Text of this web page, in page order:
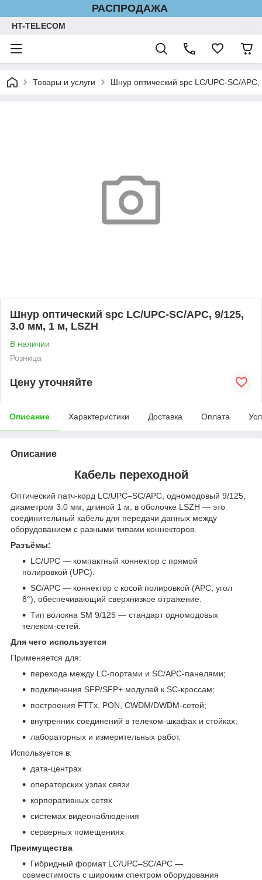
РАСПРОДАЖА
HT-TELECOM
Товары и услуги Шнур оптический spc LC/UPC-SC/
Шнур оптический spc LC/UPC-SC/APC, 9/125,
3.0 мм, 1 м, LSZH
В наличии
Розница
Цену уточняйте
Описание Характеристики Доставка Оплата
Описание
Кабель переходной
Оптический патч‑корд LC/UPC–SC/APC, одномодовый 9/125,
диаметром 3.0 мм, длиной 1 м, в оболочке LSZH — это
соединительный кабель для передачи данных между
оборудованием с разными типами коннекторов.
Разъёмы:
LC/UPC — компактный коннектор с прямой
полировкой (UPC).
SC/APC — коннектор с косой полировкой (APC, угол
8°), обеспечивающий сверхнизкое отражение.
Тип волокна SM 9/125 — стандарт одномодовых
телеком‑сетей.
Для чего используется
Применяется для:
перехода между LC‑портами и SC/APC‑панелями;
подключения SFP/SFP+ модулей к SC‑кроссам;
построения FTTx, PON, CWDM/DWDM‑сетей;
внутренних соединений в телеком‑шкафах и стойках;
лабораторных и измерительных работ.
Используется в:
дата‑центрах
операторских узлах связи
корпоративных сетях
системах видеонаблюдения
серверных помещениях
Преимущества
Гибридный формат LC/UPC–SC/APC —
совместимость с широким спектром оборудования